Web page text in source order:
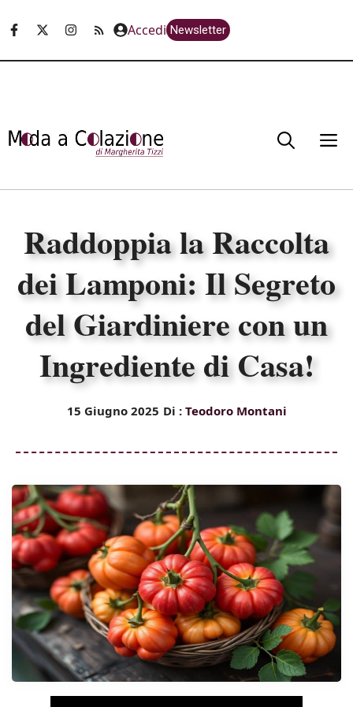
Accedi Newsletter
Raddoppia la Raccolta
dei Lamponi: Il Segreto
del Giardiniere con un
Ingrediente di Casa!
15 Giugno 2025 Di : Teodoro Montani